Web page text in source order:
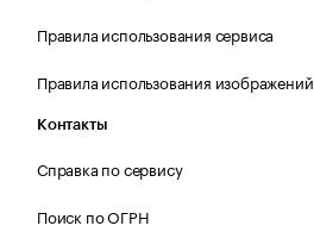
Правила использования сервиса
Правила использования изображений
Контакты
Справка по сервису
Поиск по ОГРН